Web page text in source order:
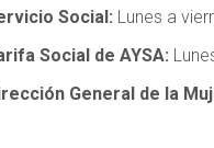
functions.php
Social: Lunes a
Social de AYSA:
General de la